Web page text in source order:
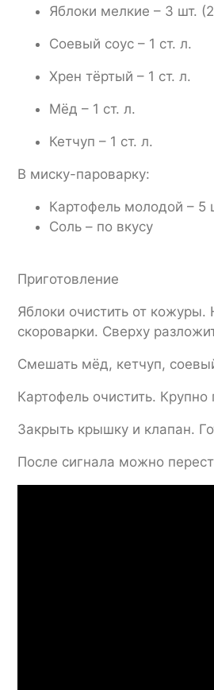
Яблоки мелкие – 3 шт.
Соевый соус – 1 ст. л.
Хрен тёртый – 1 ст. л.
Мёд – 1 ст. л.
Кетчуп – 1 ст. л.
В миску-пароварку:
Картофель молодой – 5
Соль – по вкусу
Приготовление
Яблоки очистить от
скороварки. Сверху
Смешать мёд, кетчуп,
Картофель очистить.
Закрыть крышку и клапан.
После сигнала можно